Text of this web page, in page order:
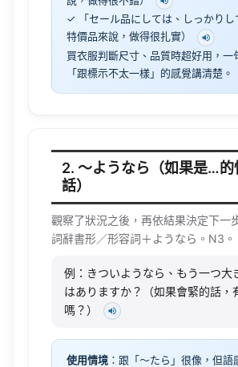
✓ 「セール品にしては、しっかりし
特價品來說，做得很扎實）
買衣服判斷尺寸、品質時超好用，一
「跟標示不太一樣」的感覺講清楚。
2. 〜ようなら（如果是…的
話）
觀察了狀況之後，再依結果決定下一
詞辭書形／形容詞＋ようなら。N3。
例：きついようなら、もう一つ大
はありますか？（如果會緊的話，
嗎？）
使用情境 ：跟「〜たら」很像，但語